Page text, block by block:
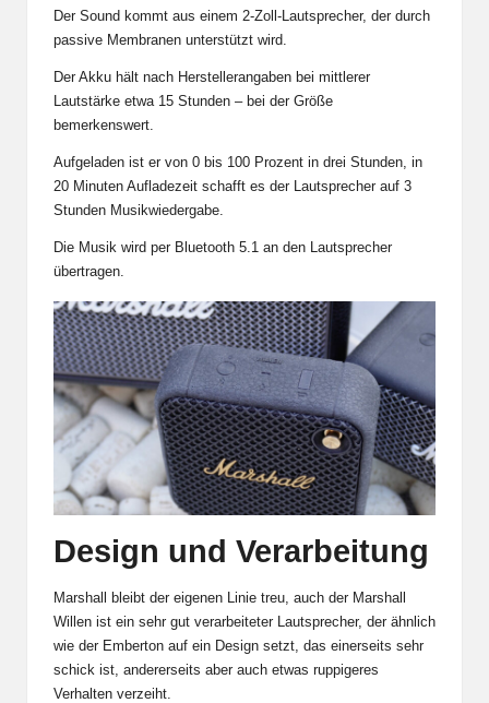
Der Sound kommt aus einem 2-Zoll-Lautsprecher, der durch
passive Membranen unterstützt wird.
Der Akku hält nach Herstellerangaben bei mittlerer
Lautstärke etwa 15 Stunden – bei der Größe
bemerkenswert.
Aufgeladen ist er von 0 bis 100 Prozent in drei Stunden, in
20 Minuten Aufladezeit schafft es der Lautsprecher auf 3
Stunden Musikwiedergabe.
Die Musik wird per Bluetooth 5.1 an den Lautsprecher
übertragen.
Design und Verarbeitung
Marshall bleibt der eigenen Linie treu, auch der Marshall
Willen ist ein sehr gut verarbeiteter Lautsprecher, der ähnlich
wie der Emberton auf ein Design setzt, das einerseits sehr
schick ist, andererseits aber auch etwas ruppigeres
Verhalten verzeiht.